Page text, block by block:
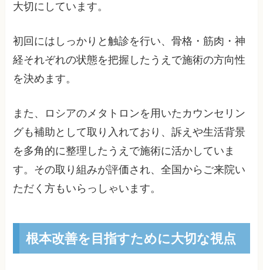
大切にしています。
初回にはしっかりと触診を行い、骨格・筋肉・神
経それぞれの状態を把握したうえで施術の方向性
を決めます。
また、ロシアのメタトロンを用いたカウンセリン
グも補助として取り入れており、訴えや生活背景
を多角的に整理したうえで施術に活かしていま
す。その取り組みが評価され、全国からご来院い
ただく方もいらっしゃいます。
根本改善を目指すために大切な視点